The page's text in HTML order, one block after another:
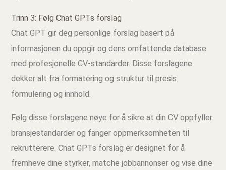
Trinn 3: Følg Chat GPTs forslag
Chat GPT gir deg personlige forslag basert på
informasjonen du oppgir og dens omfattende database
med profesjonelle CV-standarder. Disse forslagene
dekker alt fra formatering og struktur til presis
formulering og innhold.
Følg disse forslagene nøye for å sikre at din CV oppfyller
bransjestandarder og fanger oppmerksomheten til
rekrutterere. Chat GPTs forslag er designet for å
fremheve dine styrker, matche jobbannonser og vise dine